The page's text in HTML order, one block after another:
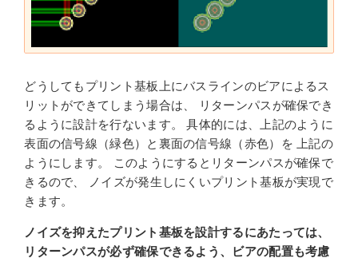
どうしてもプリント基板上にバスラインのビアによるス
リットができてしまう場合は、 リターンパスが確保でき
るように設計を行ないます。 具体的には、上記のように
表面の信号線（緑色）と裏面の信号線（赤色）を 上記の
ようにします。 このようにするとリターンパスが確保で
きるので、 ノイズが発生しにくいプリント基板が実現で
きます。
ノイズを抑えたプリント基板を設計するにあたっては、
リターンパスが必ず確保できるよう、 ビアの配置も考慮